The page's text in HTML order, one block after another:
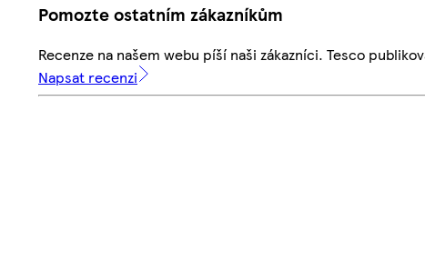
Pomozte ostatním zákazníkům
Recenze na našem webu píší naši zákazníci. Tesco
Napsat recenzi